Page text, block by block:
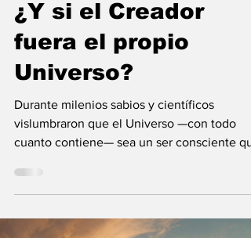
María Mercedes y Vladimir Gessen
¿Y si el Creador
fuera el propio
cuanto contiene— sea un ser consciente